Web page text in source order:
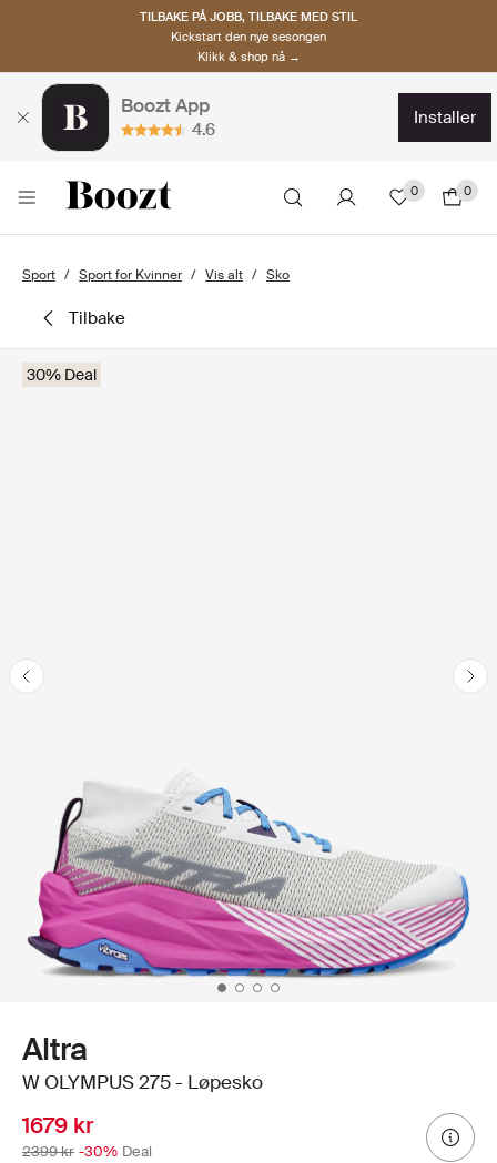
TILBAKE PÅ JOBB, TILBAKE MED STIL
Kickstart den nye sesongen
Klikk & shop nå →
Boozt App
4.6
installer
0 0
Sport Sport for Kvinner Vis alt Sko
tilbake
30% Deal
Altra
W OLYMPUS 275 - Løpesko
1679 kr
2399 kr -30% Deal